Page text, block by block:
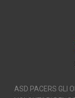
ASD PACERS GLI